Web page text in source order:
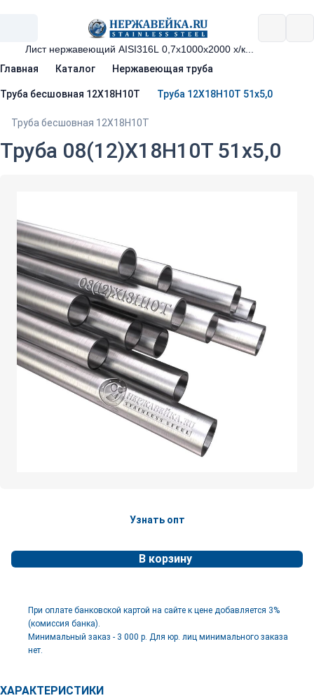
Главная Каталог Нержавеющая труба
Труба бесшовная 12Х18Н10Т Труба 12Х18Н10Т 51х5,0
Труба бесшовная 12Х18Н10Т
Труба 08(12)Х18Н10Т 51х5,0
Узнать опт
В корзину
При оплате банковской картой на сайте к цене добавляется 3%
(комиссия банка).
Минимальный заказ - 3 000 р. Для юр. лиц минимального заказа
нет.
ХАРАКТЕРИСТИКИ